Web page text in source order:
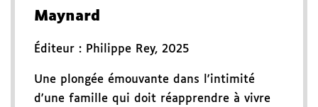
Maynard
Éditeur : Philippe Rey, 2025
Une plongée émouvante dans l'intimité
d'une famille qui doit réapprendre à vivre